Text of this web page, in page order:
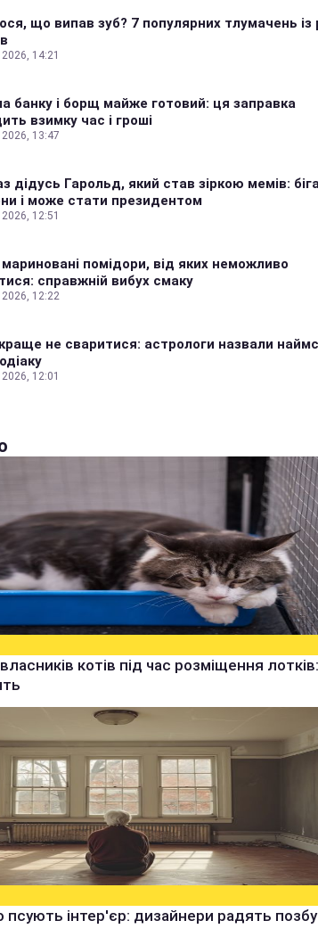
що випав зуб? 7 популярних тлумачень із
14:21
банку і борщ майже готовий: ця заправка
взимку час і гроші
2026, 13:47
дідусь Гарольд, який став зіркою мемів:
і може стати президентом
12:51
помідори, від яких неможливо
справжній вибух смаку
2026, 12:22
не сваритися: астрологи назвали
12:01
котів під час розміщення лотків:
псують інтер'єр: дизайнери радять